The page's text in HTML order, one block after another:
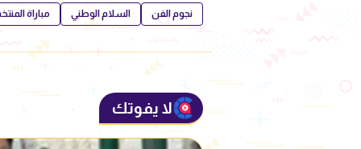
نجوم الفن السلام الوطني مباراة
لا يفوتك